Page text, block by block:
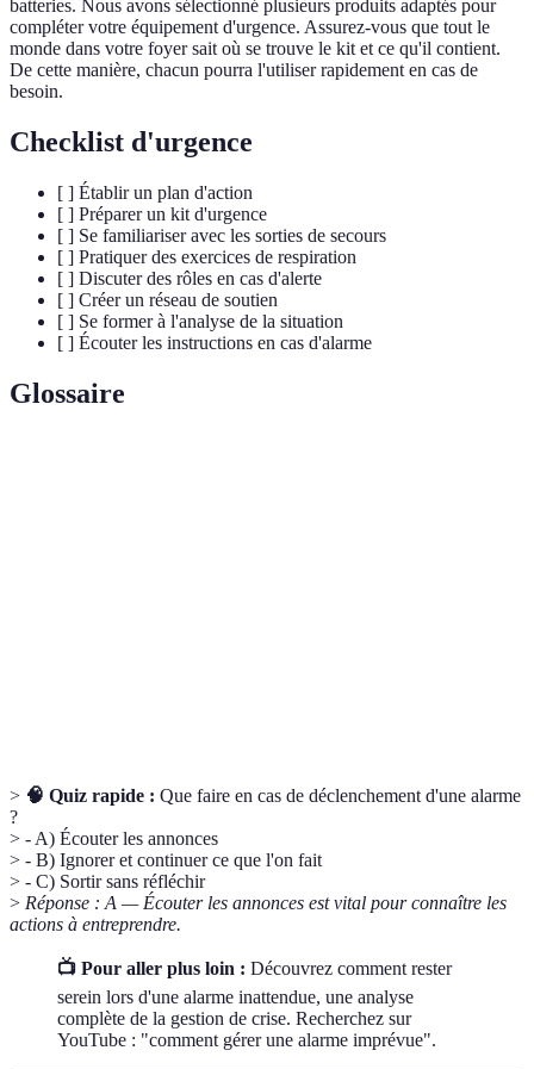
batteries. Nous avons sélectionné plusieurs produits adaptés pour
compléter votre équipement d'urgence. Assurez-vous que tout le
monde dans votre foyer sait où se trouve le kit et ce qu'il contient.
De cette manière, chacun pourra l'utiliser rapidement en cas de
besoin.
Checklist d'urgence
[ ] Établir un plan d'action
[ ] Préparer un kit d'urgence
[ ] Se familiariser avec les sorties de secours
[ ] Pratiquer des exercices de respiration
[ ] Discuter des rôles en cas d'alerte
[ ] Créer un réseau de soutien
[ ] Se former à l'analyse de la situation
[ ] Écouter les instructions en cas d'alarme
Glossaire
> 🧠 Quiz rapide : Que faire en cas de déclenchement d'une alarme
?
> - A) Écouter les annonces
> - B) Ignorer et continuer ce que l'on fait
> - C) Sortir sans réfléchir
> Réponse : A — Écouter les annonces est vital pour connaître les
actions à entreprendre.
📺 Pour aller plus loin : Découvrez comment rester
serein lors d'une alarme inattendue, une analyse
complète de la gestion de crise. Recherchez sur
YouTube : "comment gérer une alarme imprévue".